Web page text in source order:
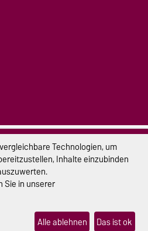
Einstellungen
Technologien, um
Inhalte einzubinden
Sie in unserer
Alle ablehnen Das ist ok